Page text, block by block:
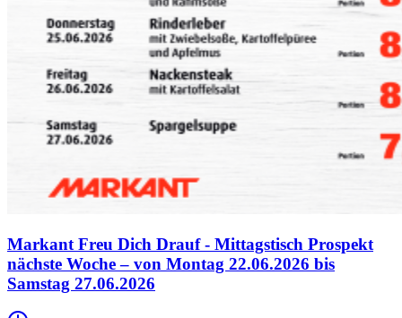
Markant Freu Dich Drauf - Mittagstisch Prospekt
nächste Woche – von Montag 22.06.2026 bis
Samstag 27.06.2026